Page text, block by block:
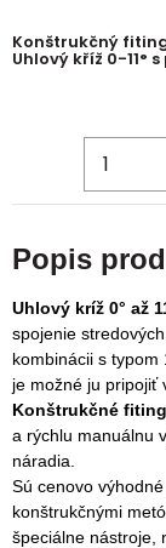
Konštrukčný
Uhlový kříž 0-11°
Popis
Uhlový kríž 0° až
spojenie
kombinácii s
je možné ju pripojiť
Konštrukčné
a rýchlu manuálnu
náradia
Sú cenovo
konštrukčnými
špeciálne nástroje,